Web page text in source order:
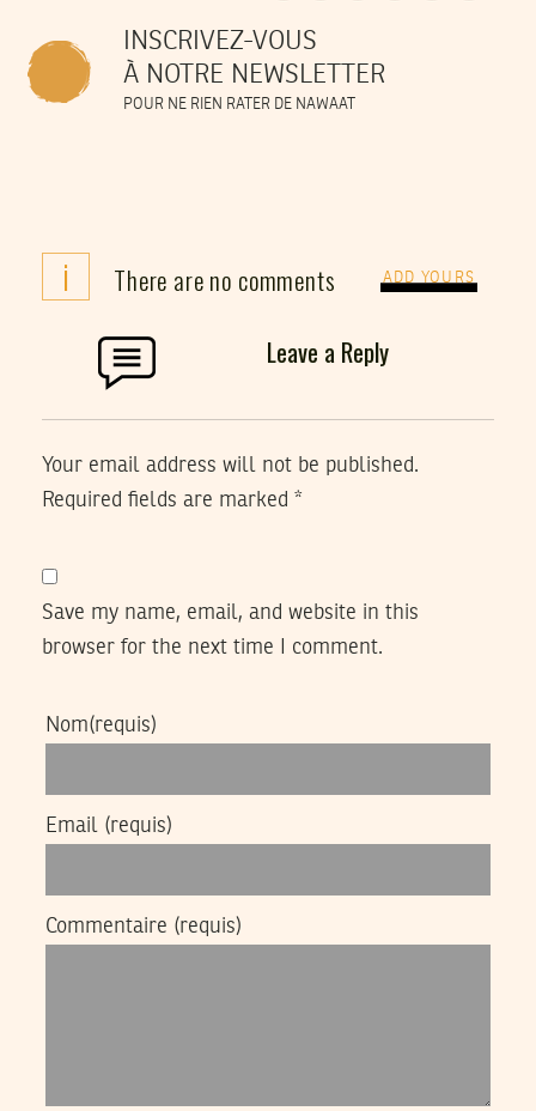
INSCRIVEZ-VOUS
À NOTRE NEWSLETTER
POUR NE RIEN RATER DE NAWAAT
i There are no comments ADD YOURS
Leave a Reply
Your email address will not be published.
Required fields are marked *
Save my name, email, and website in this
browser for the next time I comment.
Nom(requis)
Email (requis)
Commentaire (requis)